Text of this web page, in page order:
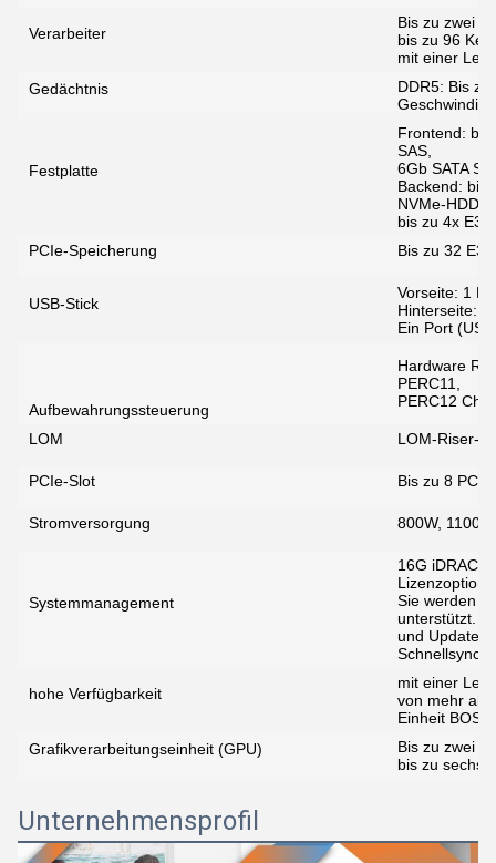
Verarbeiter
Bis zu zwei
bis zu 96
mit einer
Gedächtnis
DDR5: Bis
Festplatte
Frontend: bis
SAS,
6Gb SATA
Backend: bis
NVMe-HDD,
bis zu 4x
PCIe-Speicherung
Bis zu 32
USB-Stick
Vorseite: 1
Hinterseite:
Ein Port
Aufbewahrungssteuerung
Hardware
PERC11,
PERC12
LOM LOM-Riser-
PCIe-Slot Bis zu 8
Stromversorgung 800W,
Systemmanagement
16G iDRAC
Sie werden
unterstützt.
und Update
hohe Verfügbarkeit
mit einer
von mehr als
Einheit
Grafikverarbeitungseinheit (GPU)
Bis zu zwei
bis zu sechs
Unternehmensprofil